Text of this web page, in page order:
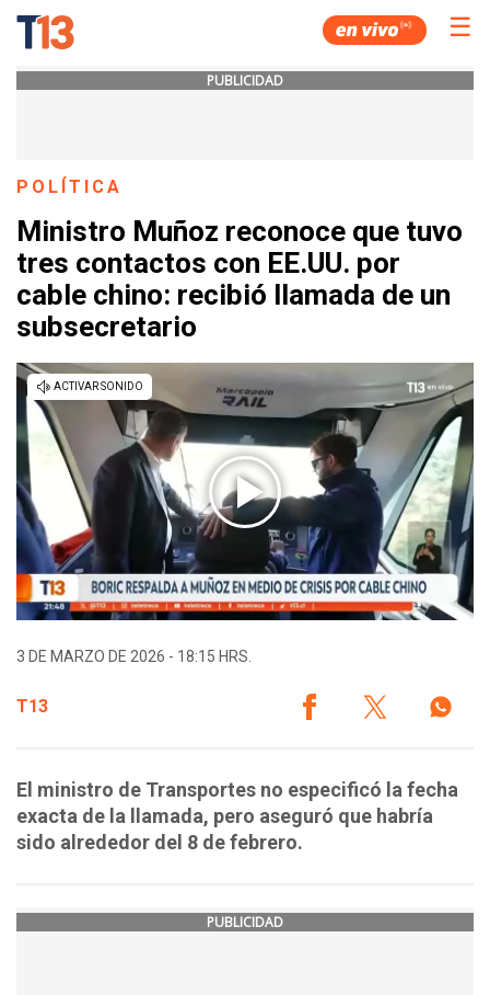
☰
PUBLICIDAD
POLÍTICA
Ministro Muñoz reconoce que tuvo
tres contactos con EE.UU. por
cable chino: recibió llamada de un
subsecretario
3 DE MARZO DE 2026 - 18:15 HRS.
T13
El ministro de Transportes no especificó la fecha
exacta de la llamada, pero aseguró que habría
sido alrededor del 8 de febrero.
PUBLICIDAD